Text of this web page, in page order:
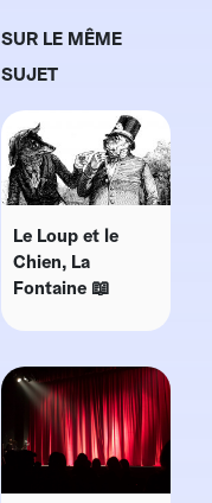
SUR LE MÊME
SUJET
Le Loup et le
Chien, La
Fontaine 📖